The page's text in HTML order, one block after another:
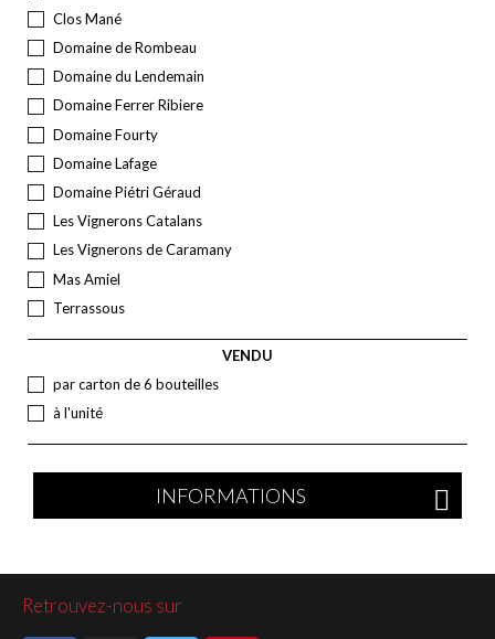
Clos Mané
Domaine de Rombeau
Domaine du Lendemain
Domaine Ferrer Ribiere
Domaine Fourty
Domaine Lafage
Domaine Piétri Géraud
Les Vignerons Catalans
Les Vignerons de Caramany
Mas Amiel
Terrassous
VENDU
par carton de 6 bouteilles
à l'unité
INFORMATIONS
Retrouvez-nous sur